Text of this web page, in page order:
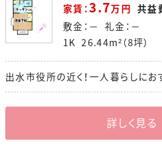
家賃：3.7万円 共益
敷金：－ 礼金：－
1K 26.44m²（8坪）
出水市役所の近く！一人暮らしにお
詳しく見る